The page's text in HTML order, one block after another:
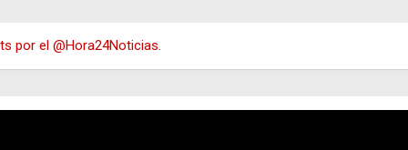
por el @Hora24Noticias.